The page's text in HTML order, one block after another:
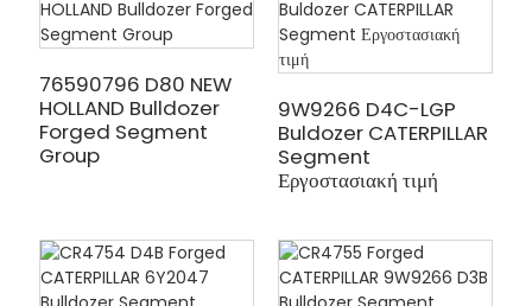
76590796 D80 NEW
HOLLAND Bulldozer
Forged Segment
Group
9W9266 D4C-LGP
Buldozer CATERPILLAR
Segment
Εργοστασιακή τιμή